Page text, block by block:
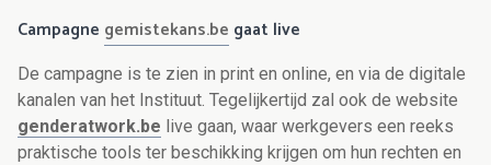
Campagne gemistekans.be gaat live
De campagne is te zien in print en online, en via de digitale
kanalen van het Instituut. Tegelijkertijd zal ook de website
genderatwork.be live gaan, waar werkgevers een reeks
praktische tools ter beschikking krijgen om hun rechten en